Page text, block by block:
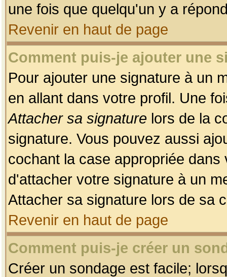
une fois que quelqu'un y a
Revenir en haut de page
Comment puis-je ajouter une
Pour ajouter une signature à un
en allant dans votre profil. Une
Attacher sa signature lors de la
signature. Vous pouvez aussi
cochant la case appropriée
d'attacher votre signature à un
Attacher sa signature lors de sa
Revenir en haut de page
Comment puis-je créer un
Créer un sondage est facile;